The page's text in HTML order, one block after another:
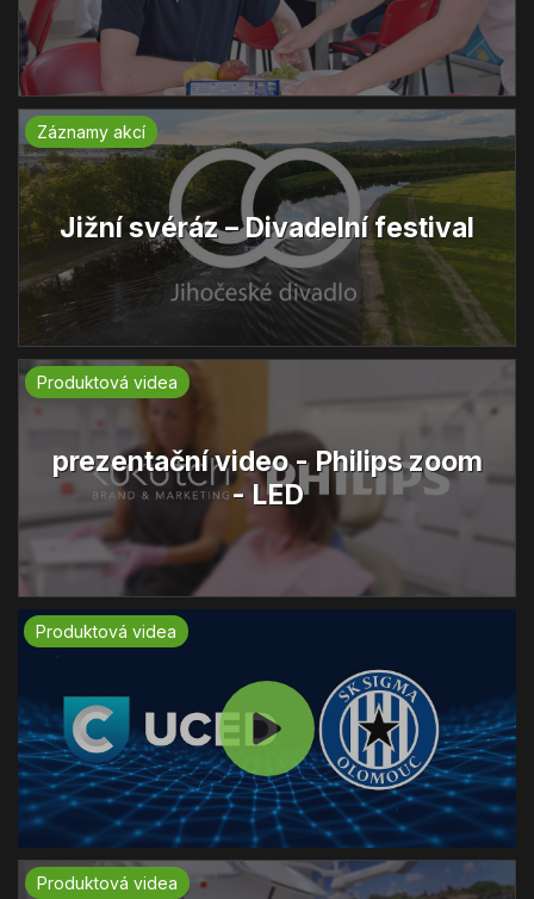
Záznamy akcí
Jižní svéráz – Divadelní festival
Produktová videa
prezentační video - Philips zoom
- LED
Produktová videa
Produktová videa